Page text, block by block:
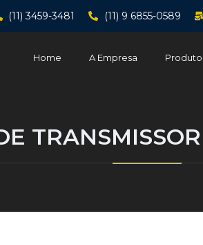
(11) 3459-3481 (11) 9 6855-0589
Home A Empresa